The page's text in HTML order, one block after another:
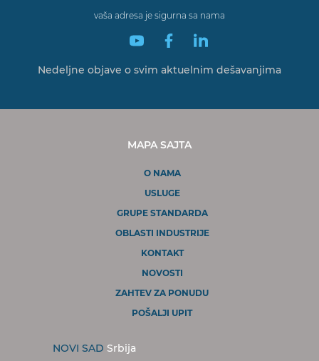
Nedeljne objave o svim aktuelnim dešavanjima
vaša adresa je sigurna sa nama
MAPA SAJTA
O NAMA
USLUGE
GRUPE STANDARDA
OBLASTI INDUSTRIJE
KONTAKT
NOVOSTI
ZAHTEV ZA PONUDU
POŠALJI UPIT
NOVI SAD Srbija